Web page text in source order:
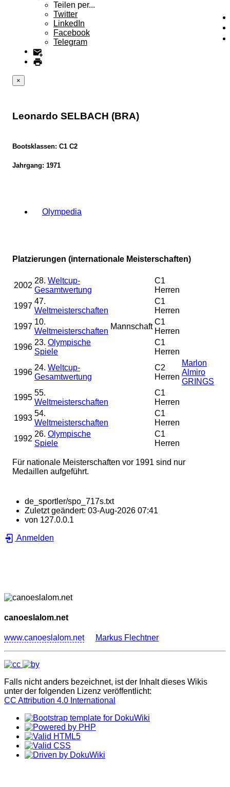
Teilen per...
Twitter
LinkedIn
Facebook
Telegram
×
Leonardo SELBACH (BRA)
Bootsklassen: C1 C2
Jahrgang: 1971
Olympedia
Platzierungen (internationale Meisterschaften)
2002
28. Weltcup-
Gesamtwertung
C1
Herren
1997
47.
Weltmeisterschaften
C1
Herren
1997
10.
Weltmeisterschaften
Mannschaft
C1
Herren
1996
23. Olympische
Spiele
C1
Herren
1996
24. Weltcup-
Gesamtwertung
C2
Herren
Marlon
Almiro
GRINGS
1995
55.
Weltmeisterschaften
C1
Herren
1993
54.
Weltmeisterschaften
C1
Herren
1992
26. Olympische
Spiele
C1
Herren
Für nationale Meisterschaften vor 1991 sind nur
Medaillen aufgeführt.
de_sportler/spo_717s.txt
Zuletzt geändert: 03-Aug-2026 07:41
von 127.0.0.1
Anmelden
canoeslalom.net
www.canoeslalom.net Markus Flechtner
Falls nicht anders bezeichnet, ist der Inhalt dieses Wikis
unter der folgenden Lizenz veröffentlicht:
CC Attribution 4.0 International